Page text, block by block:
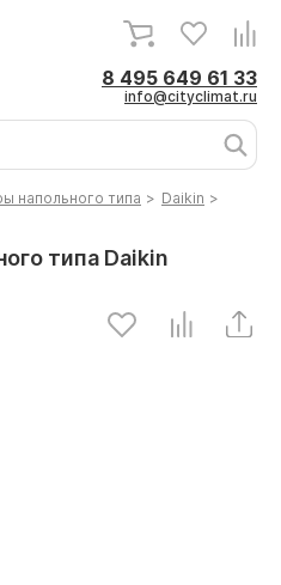
8 495 649 61 33
info@cityclimat.ru
напольного типа > Daikin >
типа Daikin